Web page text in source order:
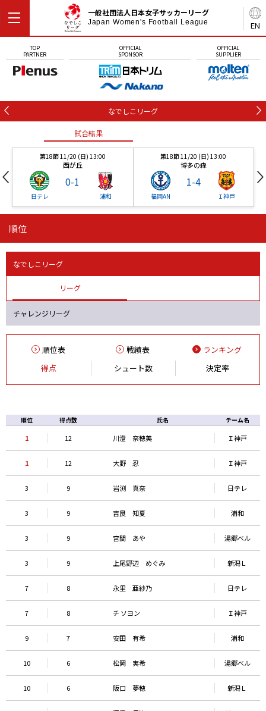
EN
一般社団法人日本女子サッカーリーグ
Japan Women's Football League
TOP
PARTNER
OFFICIAL
SPONSOR
OFFICIAL
SUPPLIER
なでしこリーグ
試合結果
第18節 11/20 (日) 13:00
西が丘
日テレ
0-1
浦和
第18節 11/20 (日) 13:00
博多の森
福岡AN
1-4
Ｉ神戸
順位
なでしこリーグ
リーグ
チャレンジリーグ
順位表 戦績表
ランキング
得点
シュート数 決定率
順位 得点数 氏名 チーム名
1 12 川澄 奈穂美 Ｉ神戸
1 12 大野 忍 Ｉ神戸
3 9 岩渕 真奈 日テレ
3 9 吉良 知夏 浦和
3 9 宮間 あや 湯郷べル
3 9 上尾野辺 めぐみ 新潟Ｌ
7 8 永里 亜紗乃 日テレ
7 8 チ ソヨン Ｉ神戸
9 7 安田 有希 浦和
10 6 松岡 実希 湯郷べル
10 6 阪口 夢穂 新潟Ｌ